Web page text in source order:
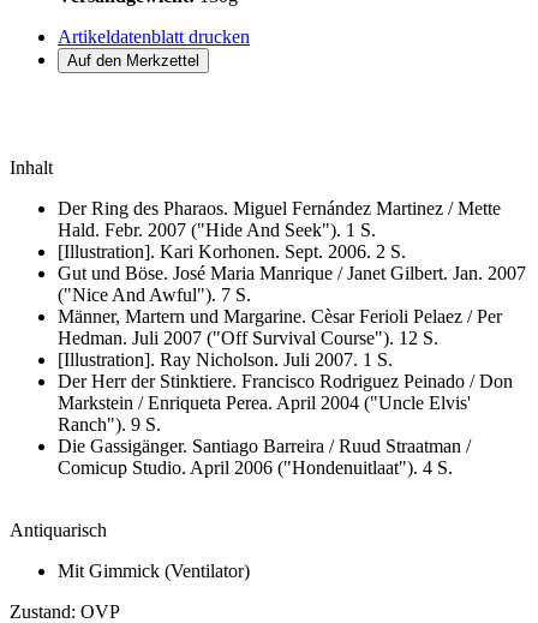
Artikeldatenblatt drucken
Inhalt
Der Ring des Pharaos. Miguel Fernández Martinez / Mette
Hald. Febr. 2007 ("Hide And Seek"). 1 S.
[Illustration]. Kari Korhonen. Sept. 2006. 2 S.
Gut und Böse. José Maria Manrique / Janet Gilbert. Jan. 2007
("Nice And Awful"). 7 S.
Männer, Martern und Margarine. Cèsar Ferioli Pelaez / Per
Hedman. Juli 2007 ("Off Survival Course"). 12 S.
[Illustration]. Ray Nicholson. Juli 2007. 1 S.
Der Herr der Stinktiere. Francisco Rodriguez Peinado / Don
Markstein / Enriqueta Perea. April 2004 ("Uncle Elvis'
Ranch"). 9 S.
Die Gassigänger. Santiago Barreira / Ruud Straatman /
Comicup Studio. April 2006 ("Hondenuitlaat"). 4 S.
Antiquarisch
Mit Gimmick (Ventilator)
Zustand: OVP